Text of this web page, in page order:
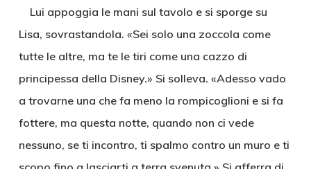
Lui appoggia le mani sul tavolo e si sporge su
Lisa, sovrastandola. «Sei solo una zoccola come
tutte le altre, ma te le tiri come una cazzo di
principessa della Disney.» Si solleva. «Adesso vado
a trovarne una che fa meno la rompicoglioni e si fa
fottere, ma questa notte, quando non ci vede
nessuno, se ti incontro, ti spalmo contro un muro e ti